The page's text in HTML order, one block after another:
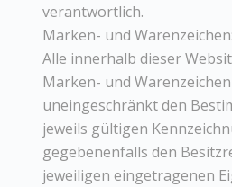
verantwortlich.
Marken- und Warenzeichen:
Alle innerhalb dieser
Marken- und
uneingeschränkt den
jeweils gültigen
gegebenenfalls den
jeweiligen eingetragenen